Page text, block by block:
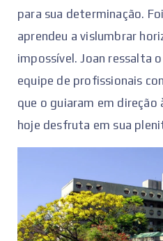
para sua determinação.
aprendeu a vislumbrar
impossível. Joan ressalta
equipe de profissionais
que o guiaram em direção
hoje desfruta em sua